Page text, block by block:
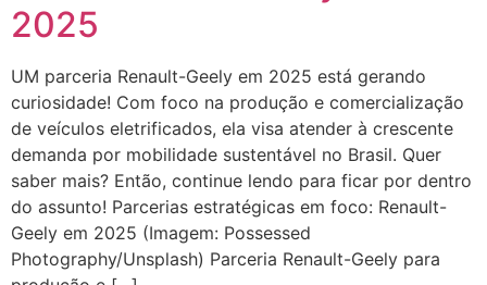
2025
UM parceria Renault-Geely em 2025 está gerando
curiosidade! Com foco na produção e comercialização
de veículos eletrificados, ela visa atender à crescente
demanda por mobilidade sustentável no Brasil. Quer
saber mais? Então, continue lendo para ficar por dentro
do assunto! Parcerias estratégicas em foco: Renault-
Geely em 2025 (Imagem: Possessed
Photography/Unsplash) Parceria Renault-Geely para